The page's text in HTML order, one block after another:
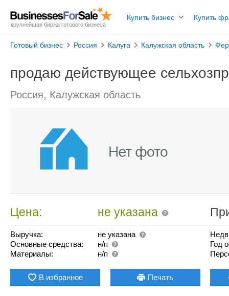
крупнейшая биржа готового бизнеса
Купить бизнес Купить
Готовый бизнес Россия Калуга Калужская область
продаю действующее
Россия, Калужская область
Цена: не указана
Выручка:
не указана
Основные средства:
н/п
Материалы:
н/п
Год
В избранное Печать